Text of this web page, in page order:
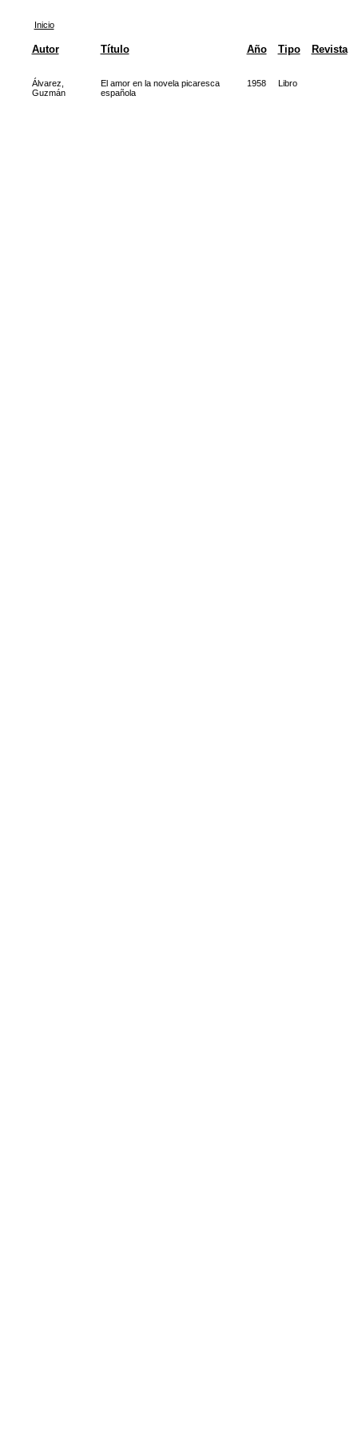
Inicio
Autor Título Año Tipo Revista
Álvarez,
Guzmán
El amor en la novela picaresca
española
1958 Libro